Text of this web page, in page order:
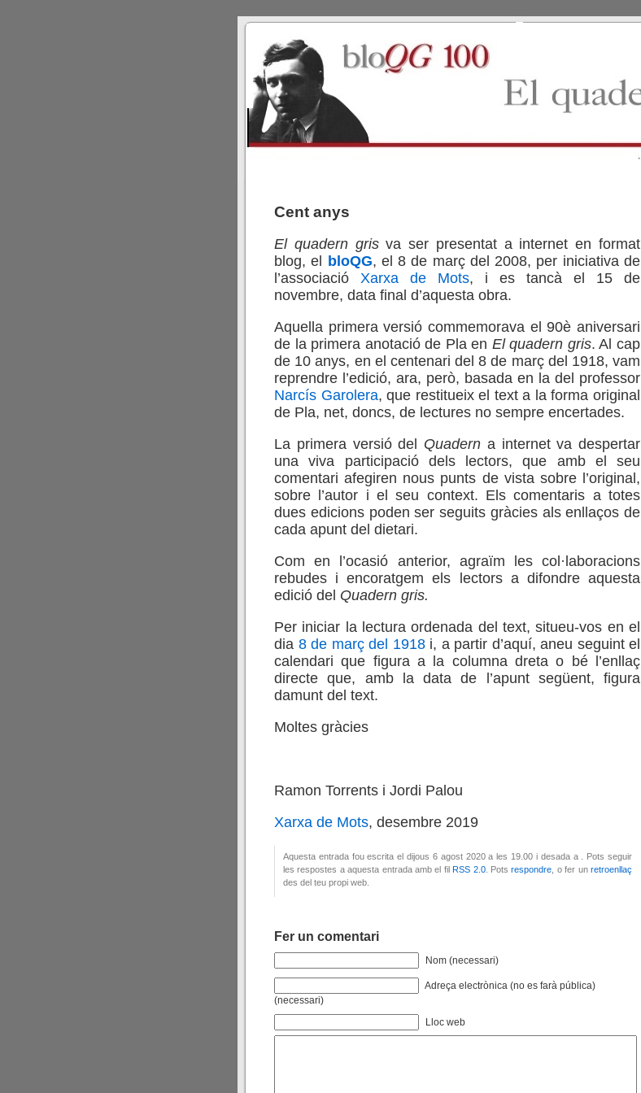
Cent anys
El quadern grisva ser presentat a internet en format
blog, el
bloQG, el 8 de març del 2008, per iniciativa de
l’associació Xarxa de Mots, i es tancà el 15 de
novembre, data final d’aquesta obra.
Aquella primera versió commemorava el 90è aniversari
de la primera anotació de Pla en El quadern gris. Al cap
de 10 anys, en el centenari del 8 de març del 1918, vam
reprendre l’edició, ara, però, basada en la del professor
Narcís Garolera, que restitueix el text a la forma original
de Pla, net, doncs, de lectures no sempre encertades.
La primera versió del Quadern a internet va despertar
una viva participació dels lectors, que amb el seu
comentari afegiren nous punts de vista sobre l’original,
sobre l’autor i el seu context. Els comentaris a totes
dues edicions poden ser seguits gràcies als enllaços de
cada apunt del dietari.
Com en l’ocasió anterior, agraïm les col·laboracions
rebudes i encoratgem els lectors a difondre aquesta
edició del Quadern gris.
Per iniciar la lectura ordenada del text, situeu-vos en el
dia 8 de març del 1918i, a partir d’aquí, aneu seguint el
calendari que figura a la columna dreta o bé l’enllaç
directe que, amb la data de l’apunt següent, figura
damunt del text.
Moltes gràcies
Ramon Torrents i Jordi Palou
Xarxa de Mots, desembre 2019
Aquesta entrada fou escrita el dijous 6 agost 2020 a les 19.00 i desada a . Pots seguir
les respostes a aquesta entrada amb el filRSS 2.0. Potsrespondre , o fer unretroenllaç
des del teu propi web.
Fer un comentari
Nom (necessari)
Adreça electrònica (no es farà pública)
(necessari)
Lloc web